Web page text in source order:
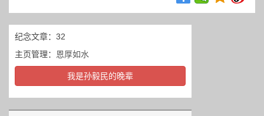
纪念文章：32
主页管理：
恩厚如水
我是孙毅民的晚辈